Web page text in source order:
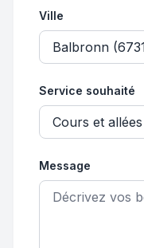
Ville
Service souhaité
Message